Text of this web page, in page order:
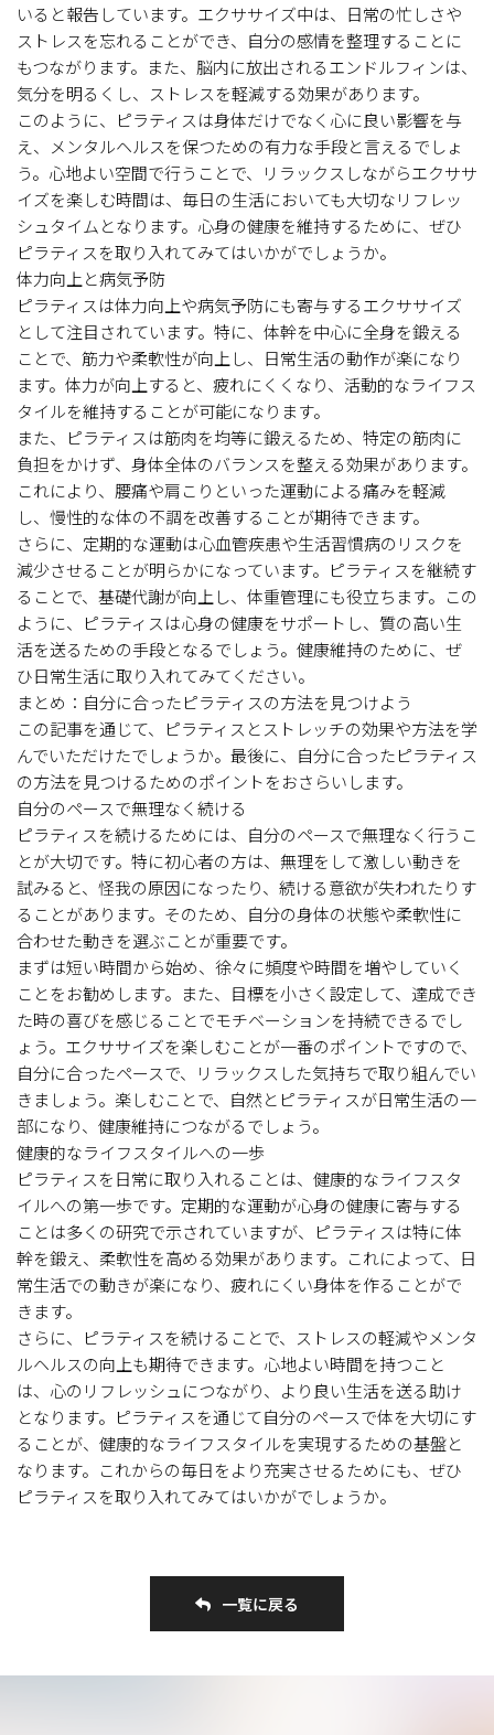
いると報告しています。エクササイズ中は、日常の忙しさや
ストレスを忘れることができ、自分の感情を整理することに
もつながります。また、脳内に放出されるエンドルフィンは、
気分を明るくし、ストレスを軽減する効果があります。
このように、ピラティスは身体だけでなく心に良い影響を与
え、メンタルヘルスを保つための有力な手段と言えるでしょ
う。心地よい空間で行うことで、リラックスしながらエクササ
イズを楽しむ時間は、毎日の生活においても大切なリフレッ
シュタイムとなります。心身の健康を維持するために、ぜひ
ピラティスを取り入れてみてはいかがでしょうか。
体力向上と病気予防
ピラティスは体力向上や病気予防にも寄与するエクササイズ
として注目されています。特に、体幹を中心に全身を鍛える
ことで、筋力や柔軟性が向上し、日常生活の動作が楽になり
ます。体力が向上すると、疲れにくくなり、活動的なライフス
タイルを維持することが可能になります。
また、ピラティスは筋肉を均等に鍛えるため、特定の筋肉に
負担をかけず、身体全体のバランスを整える効果があります。
これにより、腰痛や肩こりといった運動による痛みを軽減
し、慢性的な体の不調を改善することが期待できます。
さらに、定期的な運動は心血管疾患や生活習慣病のリスクを
減少させることが明らかになっています。ピラティスを継続す
ることで、基礎代謝が向上し、体重管理にも役立ちます。この
ように、ピラティスは心身の健康をサポートし、質の高い生
活を送るための手段となるでしょう。健康維持のために、ぜ
ひ日常生活に取り入れてみてください。
まとめ：自分に合ったピラティスの方法を見つけよう
この記事を通じて、ピラティスとストレッチの効果や方法を学
んでいただけたでしょうか。最後に、自分に合ったピラティス
の方法を見つけるためのポイントをおさらいします。
自分のペースで無理なく続ける
ピラティスを続けるためには、自分のペースで無理なく行うこ
とが大切です。特に初心者の方は、無理をして激しい動きを
試みると、怪我の原因になったり、続ける意欲が失われたりす
ることがあります。そのため、自分の身体の状態や柔軟性に
合わせた動きを選ぶことが重要です。
まずは短い時間から始め、徐々に頻度や時間を増やしていく
ことをお勧めします。また、目標を小さく設定して、達成でき
た時の喜びを感じることでモチベーションを持続できるでし
ょう。エクササイズを楽しむことが一番のポイントですので、
自分に合ったペースで、リラックスした気持ちで取り組んでい
きましょう。楽しむことで、自然とピラティスが日常生活の一
部になり、健康維持につながるでしょう。
健康的なライフスタイルへの一歩
ピラティスを日常に取り入れることは、健康的なライフスタ
イルへの第一歩です。定期的な運動が心身の健康に寄与する
ことは多くの研究で示されていますが、ピラティスは特に体
幹を鍛え、柔軟性を高める効果があります。これによって、日
常生活での動きが楽になり、疲れにくい身体を作ることがで
きます。
さらに、ピラティスを続けることで、ストレスの軽減やメンタ
ルヘルスの向上も期待できます。心地よい時間を持つこと
は、心のリフレッシュにつながり、より良い生活を送る助け
となります。ピラティスを通じて自分のペースで体を大切にす
ることが、健康的なライフスタイルを実現するための基盤と
なります。これからの毎日をより充実させるためにも、ぜひ
ピラティスを取り入れてみてはいかがでしょうか。
一覧に戻る